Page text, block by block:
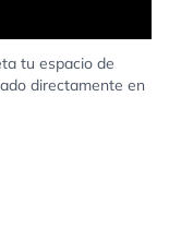
tu espacio de
directamente en